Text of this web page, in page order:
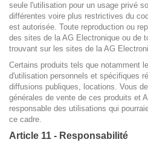
seule l'utilisation pour un usage privé
différentes voire plus restrictives du
est autorisée. Toute reproduction ou
des sites de la AG Electronique ou de
trouvant sur les sites de la AG
Certains produits tels que notamment
d'utilisation personnels et spécifiques
diffusions publiques, locations. Vous
générales de vente de ces produits et
responsable des utilisations qui
ce cadre.
Article 11 - Responsabilité